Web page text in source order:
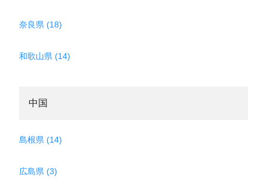
奈良県 (18)
和歌山県 (14)
中国
島根県 (14)
広島県 (3)